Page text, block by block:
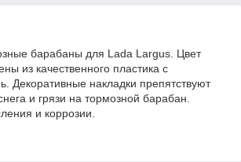
барабаны для Lada Largus. Цвет
из качественного пластика с
Декоративные накладки препятствуют
и грязи на тормозной барабан.
и коррозии.